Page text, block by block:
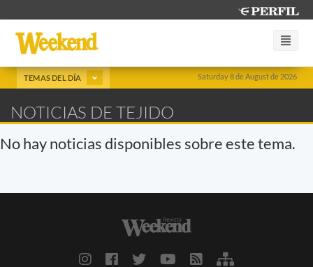
Saturday 8 de August de 2026
TEMAS DEL DÍA
NOTICIAS DE TEJIDO
No hay noticias disponibles sobre este tema.